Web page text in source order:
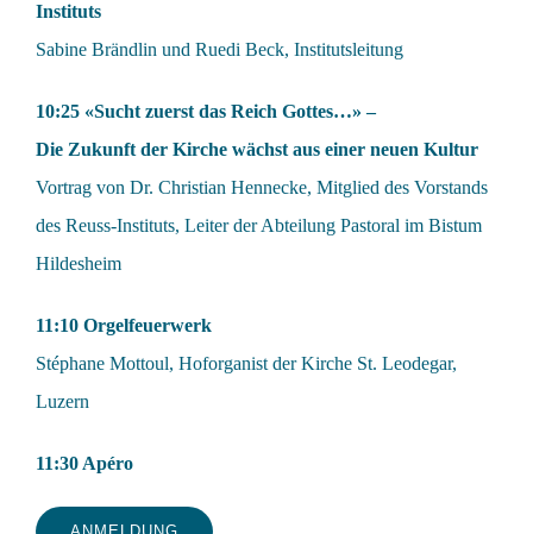
Instituts
Sabine Brändlin und Ruedi Beck, Institutsleitung
10:25 «Sucht zuerst das Reich Gottes…» –
Die Zukunft der Kirche wächst aus einer neuen Kultur
Vortrag von Dr. Christian Hennecke, Mitglied des Vorstands
des Reuss-Instituts, Leiter der Abteilung Pastoral im Bistum
Hildesheim
11:10 Orgelfeuerwerk
Stéphane Mottoul, Hoforganist der Kirche St. Leodegar,
Luzern
11:30 Apéro